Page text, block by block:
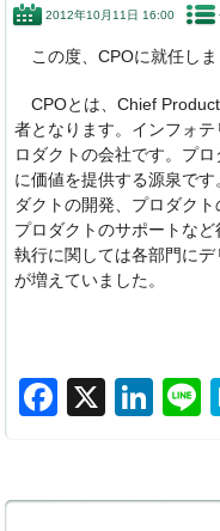
2012年10月11日 16:00
この度、CPOに就任しま
CPOとは、Chief
者となります。インフォ
ロダクトの会社です。プ
に価値を提供する源泉で
ダクトの開発、プロダク
プロダクトのサポートな
執行に関しては各部門に
が増えていました。
F
e
X
Li
e